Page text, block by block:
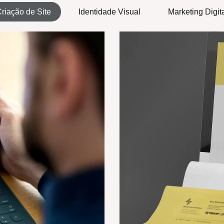
de Site Identidade Visual Marketing